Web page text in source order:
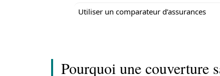
Utiliser un comparateur d’assurances
Pourquoi une couverture